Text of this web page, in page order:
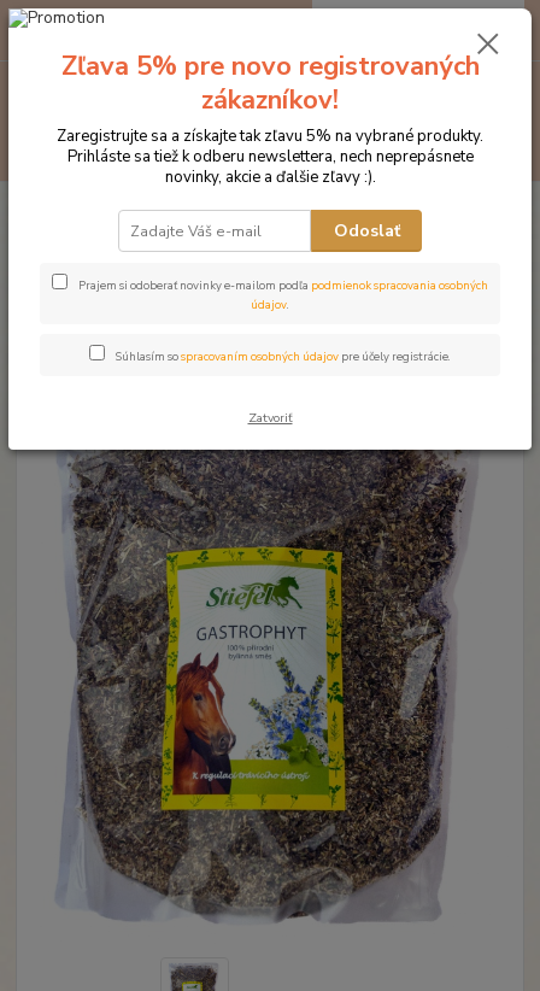
Hľadať
za0 €
Doplnky výživy Trávenie Byliny na čreva - Gastrophyt
Byliny na čreva - Gastrophyt
Zľava 5% pre novo registrovaných
zákazníkov!
Zaregistrujte sa a získajte tak zľavu 5% na vybrané produkty.
Prihláste sa tiež k odberu newslettera, nech neprepásnete
novinky, akcie a ďalšie zľavy :).
Odoslať
Prajem si odoberať novinky e-mailom podľa podmienok spracovania osobných
údajov.
Súhlasím sospracovaním osobných údajov pre účely registrácie.
Zatvoriť